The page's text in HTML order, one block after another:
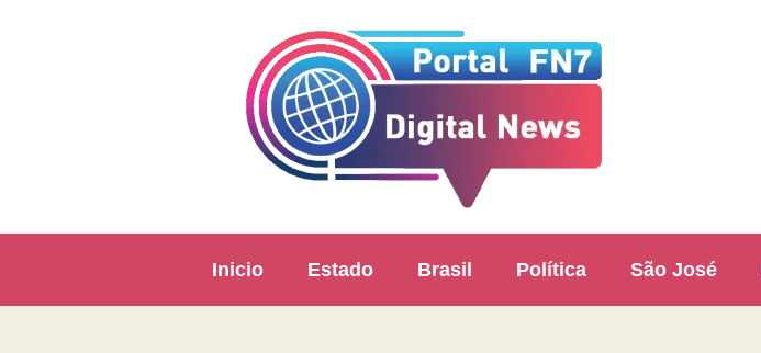
Inicio Estado Brasil Política São José